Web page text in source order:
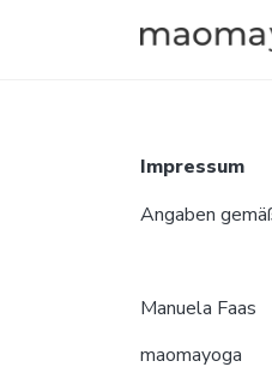
Impressum
Angaben
Manuela Faas
maomayoga